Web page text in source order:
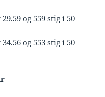
og 559 stig í 50
og 553 stig í 50